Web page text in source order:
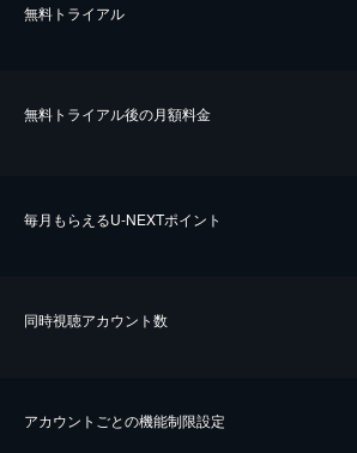
無料トライアル
無料トライアル後の⽉額料金
毎⽉もらえるU-NEXTポイント
同時視聴アカウント数
アカウントごとの機能制限設定